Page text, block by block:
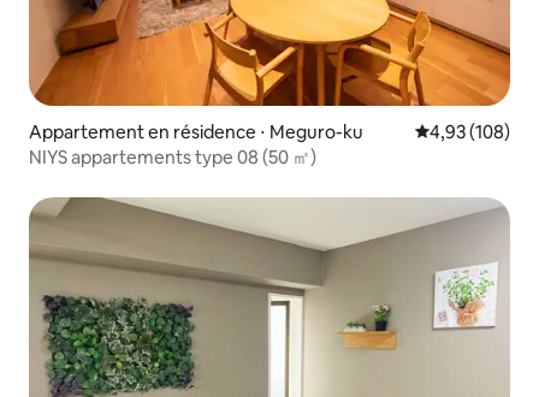
Appartement en résidence ⋅ Meguro-ku Évaluation
4,93 (108)
NIYS appartements type 08 (50 ㎡)